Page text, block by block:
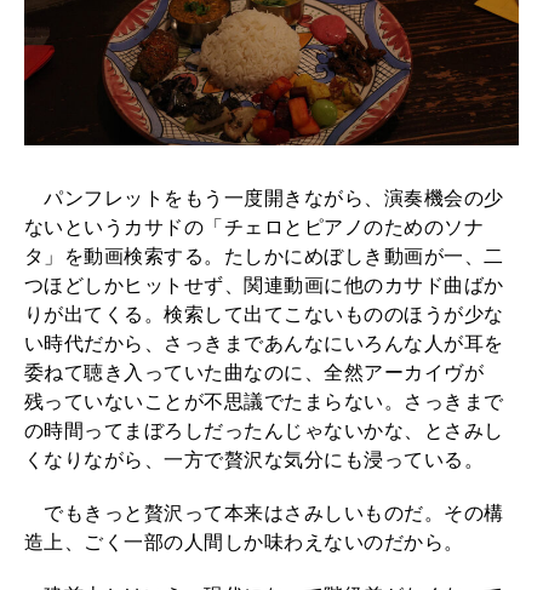
パンフレットをもう一度開きながら、演奏機会の少
ないというカサドの「チェロとピアノのためのソナ
タ」を動画検索する。たしかにめぼしき動画が一、二
つほどしかヒットせず、関連動画に他のカサド曲ばか
りが出てくる。検索して出てこないもののほうが少な
い時代だから、さっきまであんなにいろんな人が耳を
委ねて聴き入っていた曲なのに、全然アーカイヴが
残っていないことが不思議でたまらない。さっきまで
の時間ってまぼろしだったんじゃないかな、とさみし
くなりながら、一方で贅沢な気分にも浸っている。
でもきっと贅沢って本来はさみしいものだ。その構
造上、ごく一部の人間しか味わえないのだから。